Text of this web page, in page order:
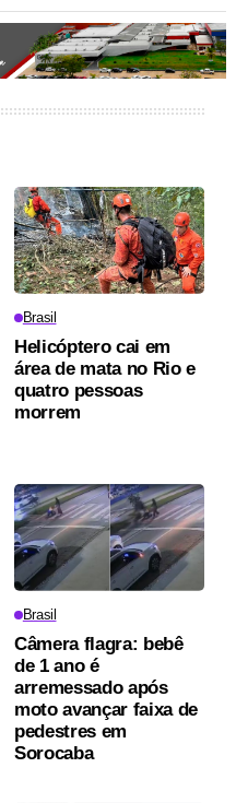
Brasil
Helicóptero cai em
área de mata no Rio e
quatro pessoas
morrem
Brasil
Câmera flagra: bebê
de 1 ano é
arremessado após
moto avançar faixa de
pedestres em
Sorocaba